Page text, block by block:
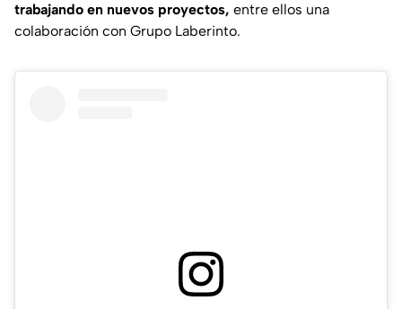
trabajando en nuevos proyectos, entre ellos una
colaboración con Grupo Laberinto.